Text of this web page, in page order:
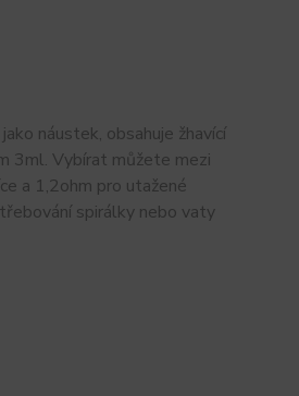
náustek, obsahuje žhavící
3ml. Vybírat můžete mezi
a 1,2ohm pro utažené
spirálky nebo vaty